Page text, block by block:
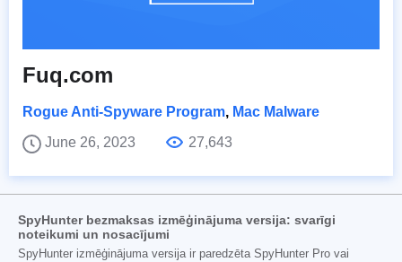
Fuq.com
Rogue Anti-Spyware Program, Mac Malware
June 26, 2023
27,643
SpyHunter bezmaksas izmēģinājuma versija: svarīgi
noteikumi un nosacījumi
SpyHunter izmēģinājuma versija ir paredzēta SpyHunter Pro vai